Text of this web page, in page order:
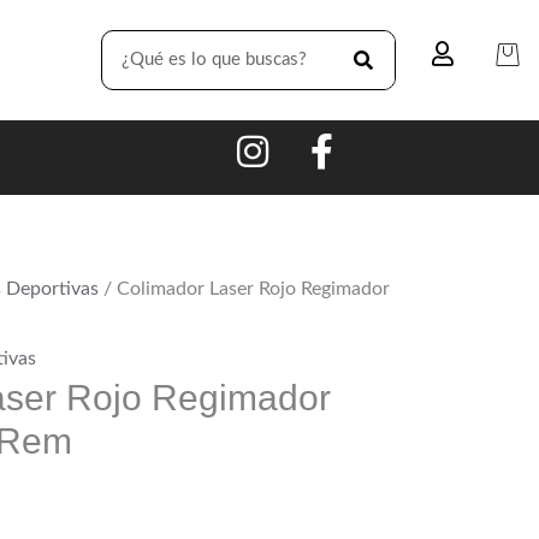
SEARCH
Deportivas / Colimador Laser Rojo Regimador
Rojo Regimador